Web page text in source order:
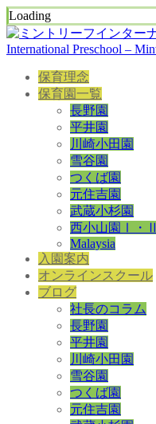
Loading
保育理念
保育園一覧
長野園
平井園
川崎小田園
雪谷園
つくば園
元住吉園
武蔵小杉園
西小山園Ⅰ・Ⅱ
Malaysia
入園案内
オンラインスクール
ブログ
社長のコラム
長野園
平井園
川崎小田園
雪谷園
つくば園
元住吉園